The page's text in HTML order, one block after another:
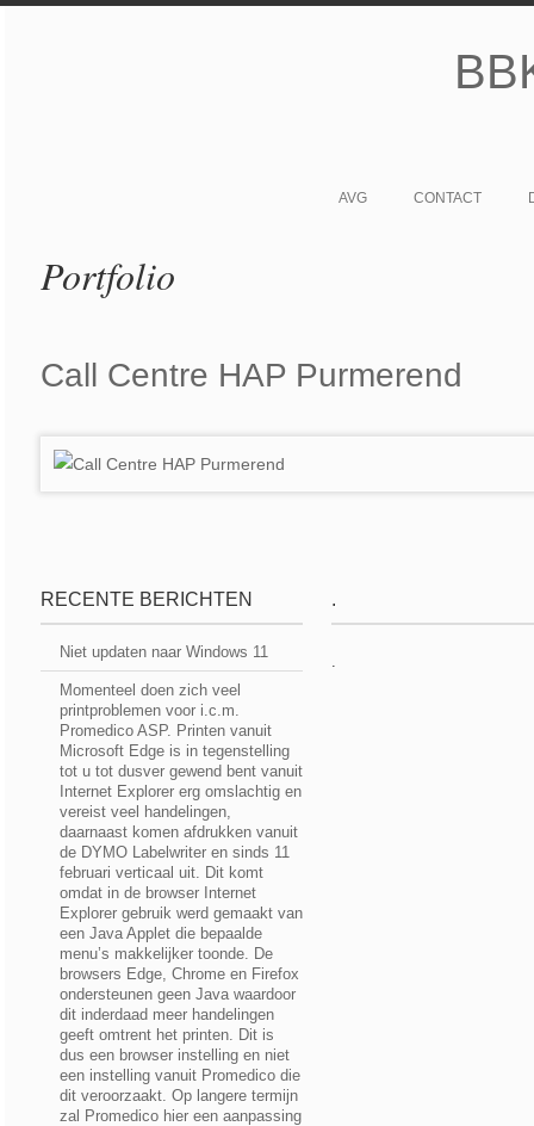
AVG CONTACT
Portfolio
Call Centre HAP Purmerend
RECENTE BERICHTEN
Niet updaten naar Windows 11
Momenteel doen zich veel
printproblemen voor i.c.m.
Promedico ASP. Printen vanuit
Microsoft Edge is in tegenstelling
tot u tot dusver gewend bent vanuit
Internet Explorer erg omslachtig en
vereist veel handelingen,
daarnaast komen afdrukken vanuit
de DYMO Labelwriter en sinds 11
februari verticaal uit. Dit komt
omdat in de browser Internet
Explorer gebruik werd gemaakt van
een Java Applet die bepaalde
menu’s makkelijker toonde. De
browsers Edge, Chrome en Firefox
ondersteunen geen Java waardoor
dit inderdaad meer handelingen
geeft omtrent het printen. Dit is
dus een browser instelling en niet
een instelling vanuit Promedico die
dit veroorzaakt. Op langere termijn
zal Promedico hier een aanpassing
.
.